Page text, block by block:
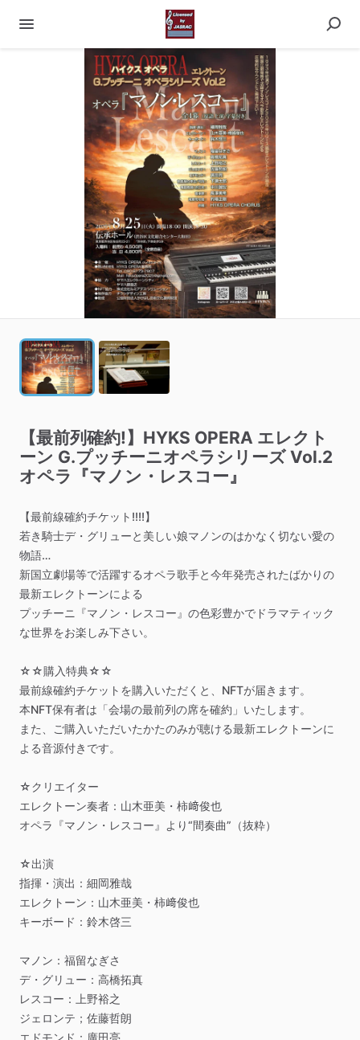
【最前列確約!】HYKS OPERA エレクト
ーン G.プッチーニオペラシリーズ Vol.2
オペラ『マノン・レスコー』
【最前線確約チケット!!!!】
若き騎士デ・グリューと美しい娘マノンのはかなく切ない愛の
物語…
新国立劇場等で活躍するオペラ歌手と今年発売されたばかりの
最新エレクトーンによる
プッチーニ『マノン・レスコー』の色彩豊かでドラマティック
な世界をお楽しみ下さい。
☆☆購入特典☆☆
最前線確約チケットを購入いただくと、NFTが届きます。
本NFT保有者は「会場の最前列の席を確約」いたします。
また、ご購入いただいたかたのみが聴ける最新エレクトーンに
よる音源付きです。
☆クリエイター
エレクトーン奏者：山木亜美・柿﨑俊也
オペラ『マノン・レスコー』より“間奏曲”（抜粋）
☆出演
指揮・演出：細岡雅哉
エレクトーン：山木亜美・柿﨑俊也
キーボード：鈴木啓三
マノン：福留なぎさ
デ・グリュー：高橋拓真
レスコー：上野裕之
ジェロンテ；佐藤哲朗
エドモンド：廣田亮